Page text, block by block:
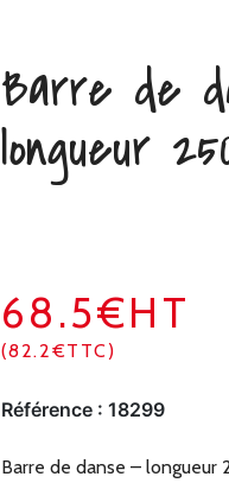
Barre de
longueur
68.5€HT
(82.2€TTC)
Référence : 18299
Barre de danse – longueur